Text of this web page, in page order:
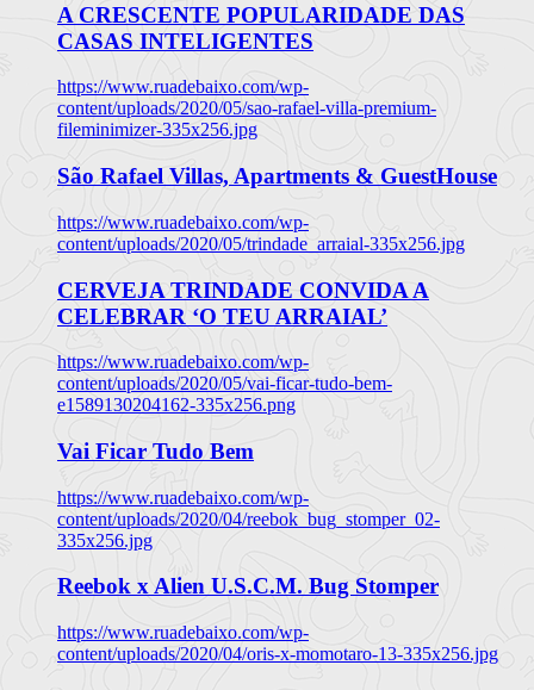
A CRESCENTE POPULARIDADE DAS
CASAS INTELIGENTES
https://www.ruadebaixo.com/wp-
content/uploads/2020/05/sao-rafael-villa-premium-
fileminimizer-335x256.jpg
São Rafael Villas, Apartments & GuestHouse
https://www.ruadebaixo.com/wp-
content/uploads/2020/05/trindade_arraial-335x256.jpg
CERVEJA TRINDADE CONVIDA A
CELEBRAR ‘O TEU ARRAIAL’
https://www.ruadebaixo.com/wp-
content/uploads/2020/05/vai-ficar-tudo-bem-
e1589130204162-335x256.png
Vai Ficar Tudo Bem
https://www.ruadebaixo.com/wp-
content/uploads/2020/04/reebok_bug_stomper_02-
335x256.jpg
Reebok x Alien U.S.C.M. Bug Stomper
https://www.ruadebaixo.com/wp-
content/uploads/2020/04/oris-x-momotaro-13-335x256.jpg